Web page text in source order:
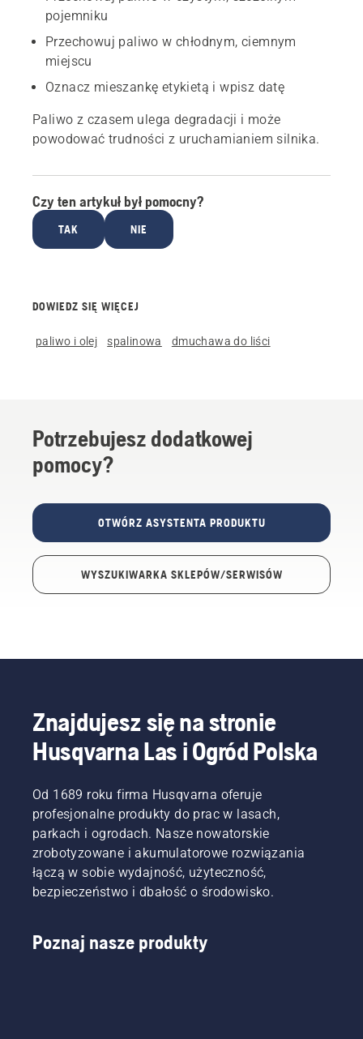
pojemniku
Przechowuj paliwo w chłodnym, ciemnym
miejscu
Oznacz mieszankę etykietą i wpisz datę
Paliwo z czasem ulega degradacji i może
powodować trudności z uruchamianiem silnika.
Czy ten artykuł był pomocny?
TAK NIE
DOWIEDZ SIĘ WIĘCEJ
paliwo i olej spalinowa dmuchawa do liści
Potrzebujesz dodatkowej
pomocy?
OTWÓRZ ASYSTENTA PRODUKTU
WYSZUKIWARKA SKLEPÓW/SERWISÓW
Znajdujesz się na stronie
Husqvarna Las i Ogród Polska
Od 1689 roku firma Husqvarna oferuje
profesjonalne produkty do prac w lasach,
parkach i ogrodach. Nasze nowatorskie
zrobotyzowane i akumulatorowe rozwiązania
łączą w sobie wydajność, użyteczność,
bezpieczeństwo i dbałość o środowisko.
Poznaj nasze produkty